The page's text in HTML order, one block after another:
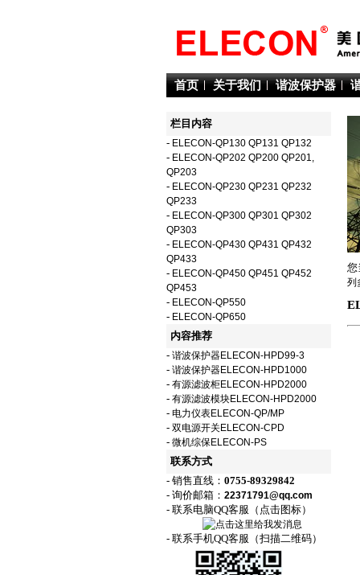
首页 关于我们 谐波保护器
栏目内容
- ELECON-QP130 QP131 QP132
- ELECON-QP202 QP200 QP201,
QP203
- ELECON-QP230 QP231 QP232
QP233
- ELECON-QP300 QP301 QP302
QP303
- ELECON-QP430 QP431 QP432
QP433
- ELECON-QP450 QP451 QP452
QP453
- ELECON-QP550
- ELECON-QP650
内容推荐
- 谐波保护器ELECON-HPD99-3
- 谐波保护器ELECON-HPD1000
- 有源滤波柜ELECON-HPD2000
- 有源滤波模块ELECON-HPD2000
- 电力仪表ELECON-QP/MP
- 双电源开关ELECON-CPD
- 微机综保ELECON-PS
联系方式
- 销售直线： 0755-89329842
- 询价邮箱： 22371791@qq.com
- 联系电脑QQ客服（点击图标）
- 联系手机QQ客服（扫描二维码）
您
列